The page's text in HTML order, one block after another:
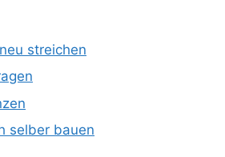
streichen
selber bauen